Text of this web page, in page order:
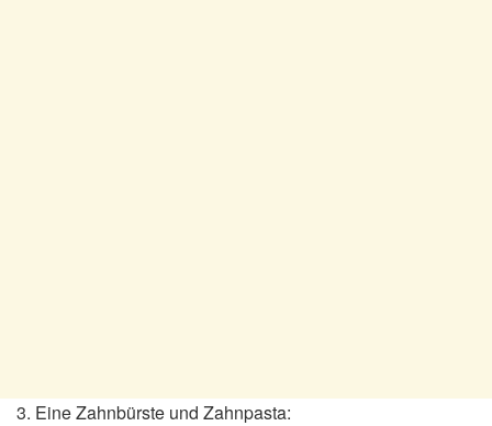
3. Eine Zahnbürste und Zahnpasta: